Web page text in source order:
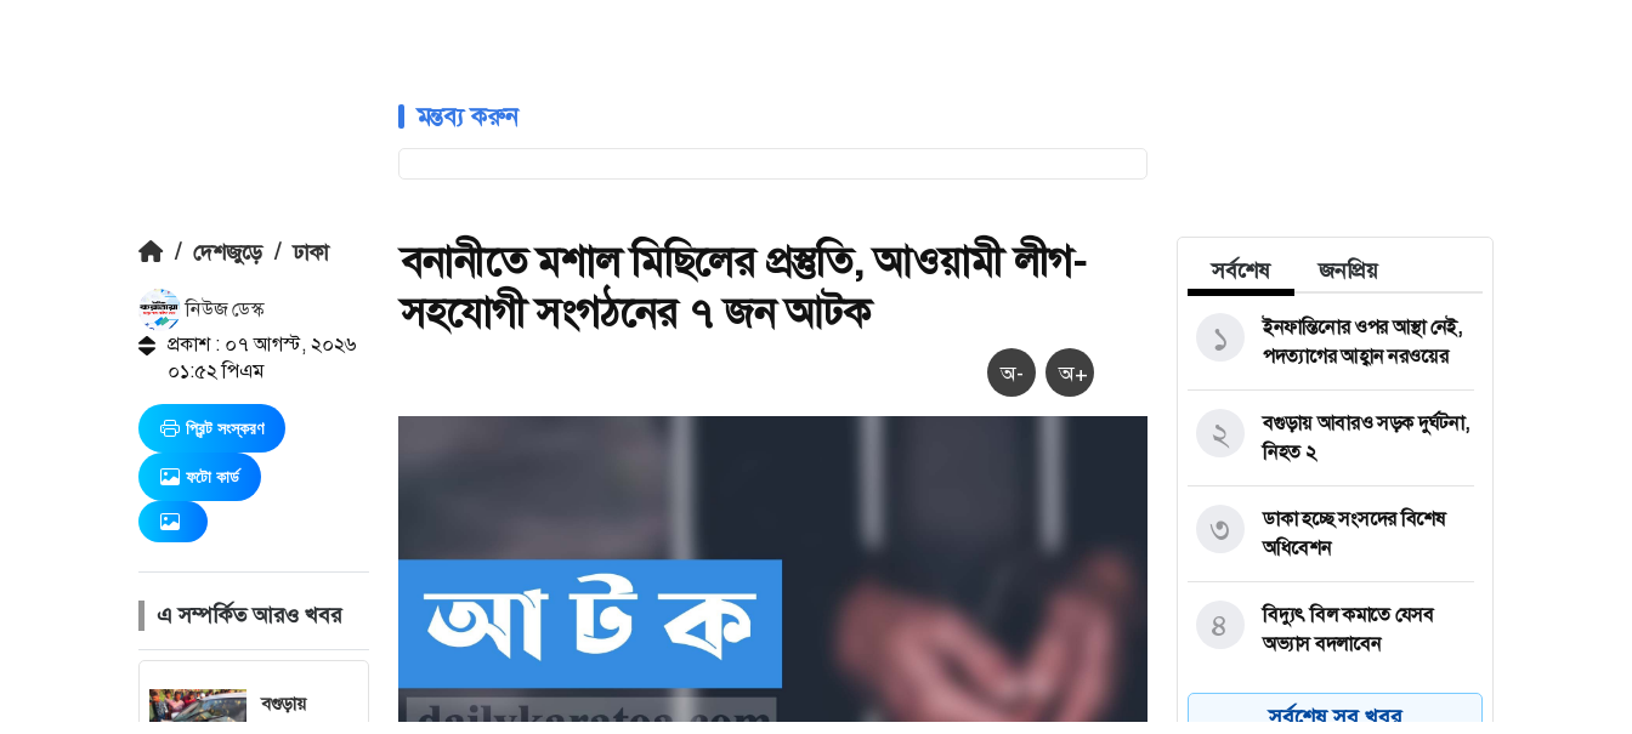
মন্তব্য করুন
/ দেশজুড়ে / ঢাকা
নিউজ ডেস্ক
প্রকাশ : ০৭ আগস্ট, ২০২৬
০১:৫২ পিএম
প্রিন্ট সংস্করণ
ফটো কার্ড
এ সম্পর্কিত আরও খবর
বগুড়ায়
বনানীতে মশাল মিছিলের প্রস্তুতি, আওয়ামী লীগ-
সহযোগী সংগঠনের ৭ জন আটক
অ- অ+
সর্বশেষ জনপ্রিয়
ইনফান্তিনোর ওপর আস্থা নেই,
পদত্যাগের আহ্বান নরওয়ের
১
বগুড়ায় আবারও সড়ক দুর্ঘটনা,
নিহত ২
২
ডাকা হচ্ছে সংসদের বিশেষ
অধিবেশন
৩
বিদ্যুৎ বিল কমাতে যেসব
অভ্যাস বদলাবেন
৪
ভারতের আসামে বন্যায়
সর্বশেষ সব খবর